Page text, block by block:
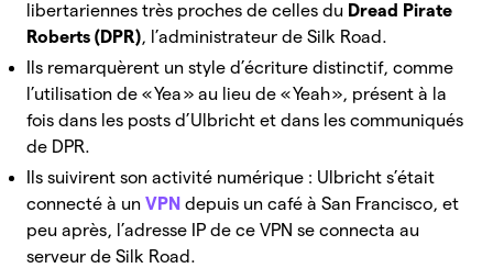
libertariennes très proches de celles du Dread Pirate
Roberts (DPR), l’administrateur de Silk Road.
Ils remarquèrent un style d’écriture distinctif, comme
l’utilisation de « Yea » au lieu de « Yeah », présent à la
fois dans les posts d’Ulbricht et dans les communiqués
de DPR.
Ils suivirent son activité numérique : Ulbricht s’était
connecté à un VPN depuis un café à San Francisco, et
peu après, l’adresse IP de ce VPN se connecta au
serveur de Silk Road.